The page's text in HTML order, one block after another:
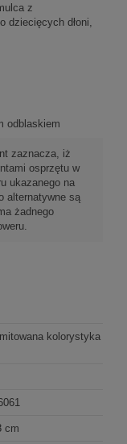
z
dziecięcych dłoni,
odblaskiem
zaznacza, iż
osprzętu w
ukazanego na
alternatywne są
żadnego
kolorystyka
cm